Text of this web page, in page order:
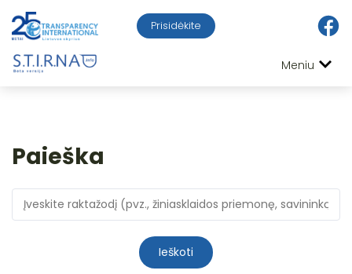
Prisidėkite
Meniu
Paieška
Ieškoti